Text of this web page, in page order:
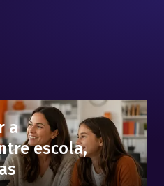
a
escola,